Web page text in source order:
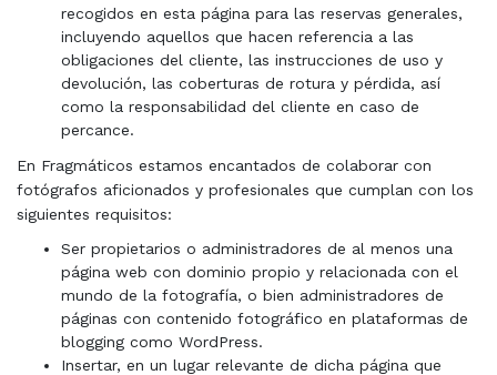
recogidos en esta página para las reservas generales,
incluyendo aquellos que hacen referencia a las
obligaciones del cliente, las instrucciones de uso y
devolución, las coberturas de rotura y pérdida, así
como la responsabilidad del cliente en caso de
percance.
En Fragmáticos estamos encantados de colaborar con
fotógrafos aficionados y profesionales que cumplan con los
siguientes requisitos:
Ser propietarios o administradores de al menos una
página web con dominio propio y relacionada con el
mundo de la fotografía, o bien administradores de
páginas con contenido fotográfico en plataformas de
blogging como WordPress.
Insertar, en un lugar relevante de dicha página que